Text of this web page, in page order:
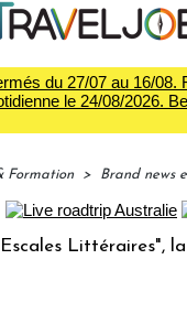
du 27/07 au 16/08.
le 24/08/2026.
Formation > Brand news
Littéraires", la